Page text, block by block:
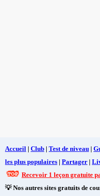
Accueil | Club | Test de niveau |
les plus populaires | Partager |
Recevoir 1 leçon gratuite
💡 Nos autres sites gratuits de